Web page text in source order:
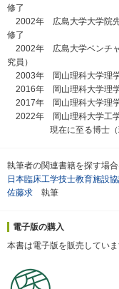
修了
2002年 広島大学大学院先
修了
2002年 広島大学ベンチャ
究員）
2003年 岡山理科大学理学
2016年 岡山理科大学理学
2017年 岡山理科大学理学
2022年 岡山理科大学工
現在に至る博士（理
執筆者の関連書籍を探す場
日本臨床工学技士教育施設
佐藤求 執筆
電子版の購入
本書は電子版を販売していま